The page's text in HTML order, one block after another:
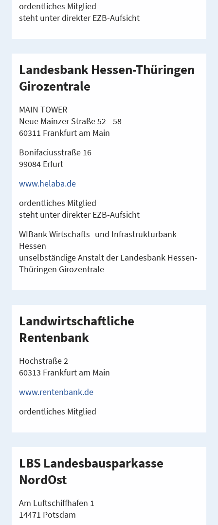
ordentliches Mitglied
steht unter direkter EZB-Aufsicht
Landesbank Hessen-Thüringen
Girozentrale
MAIN TOWER
Neue Mainzer Straße 52 - 58
60311 Frankfurt am Main
Bonifaciusstraße 16
99084 Erfurt
www.helaba.de
ordentliches Mitglied
steht unter direkter EZB-Aufsicht
WIBank Wirtschafts- und Infrastrukturbank
Hessen
unselbständige Anstalt der Landesbank Hessen-
Thüringen Girozentrale
Landwirtschaftliche
Rentenbank
Hochstraße 2
60313 Frankfurt am Main
www.rentenbank.de
ordentliches Mitglied
LBS Landesbausparkasse
NordOst
Am Luftschiffhafen 1
14471 Potsdam